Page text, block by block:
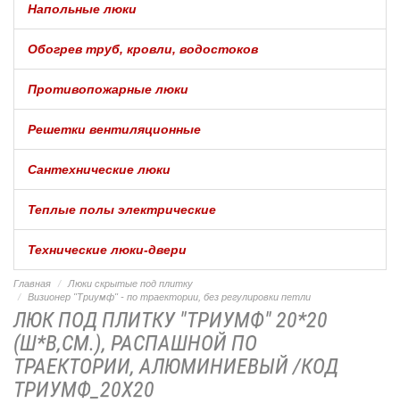
Напольные люки
Обогрев труб, кровли, водостоков
Противопожарные люки
Решетки вентиляционные
Сантехнические люки
Теплые полы электрические
Технические люки-двери
Главная
Люки скрытые под плитку
Визионер "Триумф" - по траектории, без регулировки петли
ЛЮК ПОД ПЛИТКУ "ТРИУМФ" 20*20
(Ш*В,СМ.), РАСПАШНОЙ ПО
ТРАЕКТОРИИ, АЛЮМИНИЕВЫЙ /КОД
ТРИУМФ_20Х20